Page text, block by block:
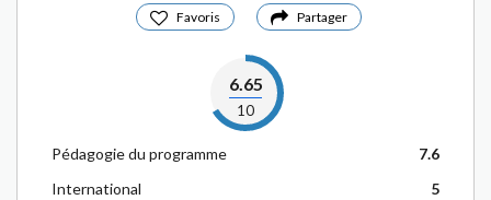
Favoris Partager
6.65
10
Pédagogie du programme
7.6
International
5